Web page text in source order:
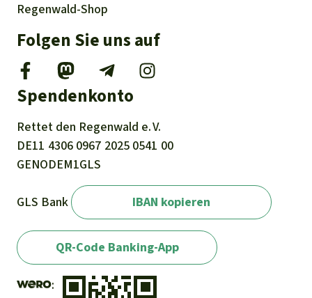
Regenwald-Shop
Folgen Sie uns auf
Spendenkonto
Rettet den Regenwald e. V.
DE11 4306 0967 2025 0541 00
GENODEM1GLS
GLS Bank IBAN kopieren
QR-Code Banking-App